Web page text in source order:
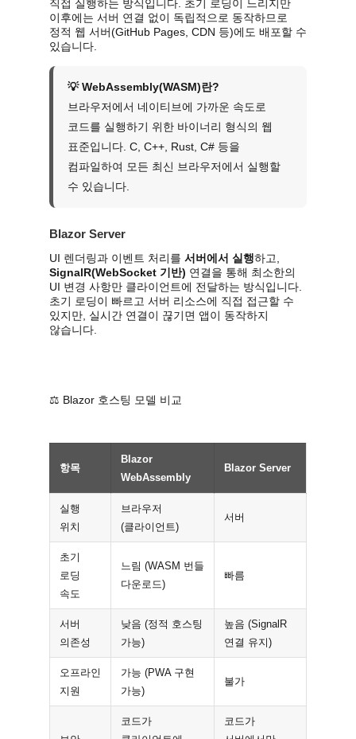
직접 실행하는 방식입니다. 초기 로딩이 느리지만
이후에는 서버 연결 없이 독립적으로 동작하므로
정적 웹 서버(GitHub Pages, CDN 등)에도 배포할 수
있습니다.
💡 WebAssembly(WASM)란?
브라우저에서 네이티브에 가까운 속도로
코드를 실행하기 위한 바이너리 형식의 웹
표준입니다. C, C++, Rust, C# 등을
컴파일하여 모든 최신 브라우저에서 실행할
수 있습니다.
Blazor Server
UI 렌더링과 이벤트 처리를 서버에서 실행하고,
SignalR(WebSocket 기반) 연결을 통해 최소한의
UI 변경 사항만 클라이언트에 전달하는 방식입니다.
초기 로딩이 빠르고 서버 리소스에 직접 접근할 수
있지만, 실시간 연결이 끊기면 앱이 동작하지
않습니다.
⚖️ Blazor 호스팅 모델 비교
항목
Blazor
WebAssembly
Blazor Server
실행
위치
브라우저
(클라이언트)
서버
초기
로딩
속도
느림 (WASM 번들
다운로드)
빠름
서버
의존성
낮음 (정적 호스팅
가능)
높음 (SignalR
연결 유지)
오프라인
지원
가능 (PWA 구현
가능)
불가
코드가
코드가